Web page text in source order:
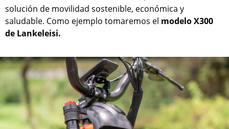
solución de movilidad sostenible, económica y
saludable. Como ejemplo tomaremos el modelo X300
de Lankeleisi.